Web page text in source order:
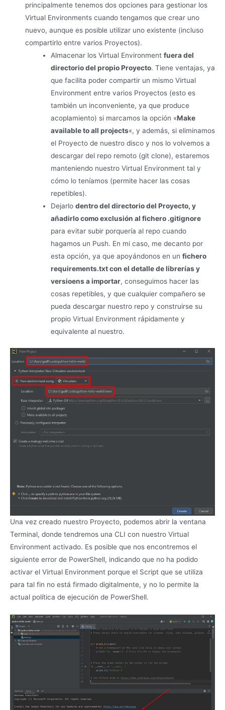
principalmente tenemos dos opciones para gestionar los
Virtual Environments cuando tengamos que crear uno
nuevo, aunque es posible utilizar uno existente (incluso
compartirlo entre varios Proyectos).
Almacenar los Virtual Environment fuera del
directorio del propio Proyecto. Tiene ventajas, ya
que facilita poder compartir un mismo Virtual
Environment entre varios Proyectos (esto es
también un inconveniente, ya que produce
acoplamiento) si marcamos la opción «Make
available to all projects«, y además, si eliminamos
el Proyecto de nuestro disco y nos lo volvemos a
descargar del repo remoto (git clone), estaremos
manteniendo nuestro Virtual Environment tal y
cómo lo teníamos (permite hacer las cosas
repetibles).
Dejarlo dentro del directorio del Proyecto, y
añadirlo como exclusión al fichero .gitignore
para evitar subir porquería al repo cuando
hagamos un Push. En mi caso, me decanto por
esta opción, ya que apoyándonos en un fichero
requirements.txt con el detalle de librerías y
versioens a importar, conseguimos hacer las
cosas repetibles, y que cualquier compañero se
pueda descargar nuestro repo y construirse su
propio Virtual Environment rápidamente y
equivalente al nuestro.
Una vez creado nuestro Proyecto, podemos abrir la ventana
Terminal, donde tendremos una CLI con nuestro Virtual
Environment activado. Es posible que nos encontremos el
siguiente error de PowerShell, indicando que no ha podido
activar el Virtual Environment porque el Script que se utiliza
para tal fin no está firmado digitalmente, y no lo permite la
actual política de ejecución de PowerShell.